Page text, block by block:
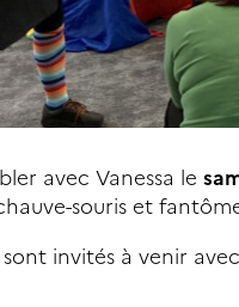
avec Vanessa le
souris et
invités à venir